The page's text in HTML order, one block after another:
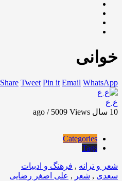
خوانی
Share Tweet Pin it Email WhatsApp
ع ع
10 سال ago / 5009
Views
Categories
Tags
شعر و ترانه , فرهنگ و ادبیات
سعدی , شعر , علی اصغر رضایی